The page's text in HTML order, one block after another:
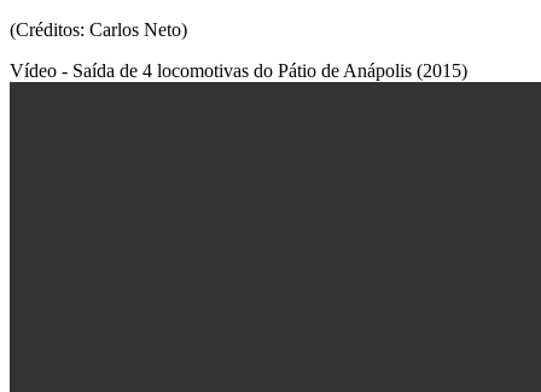
(Créditos: Carlos Neto)
Vídeo - Saída de 4 locomotivas do Pátio de Anápolis (2015)